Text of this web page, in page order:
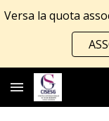
Skip to main content